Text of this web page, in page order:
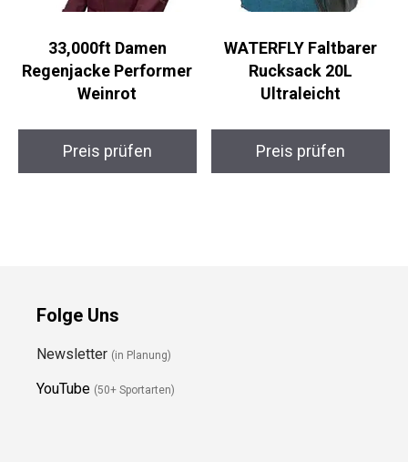
33,000ft Damen
Regenjacke Performer
Weinrot
Preis prüfen
WATERFLY Faltbarer
Rucksack 20L
Ultraleicht
Preis prüfen
Folge Uns
Newsletter (in Planung)
YouTube (50+ Sportarten)